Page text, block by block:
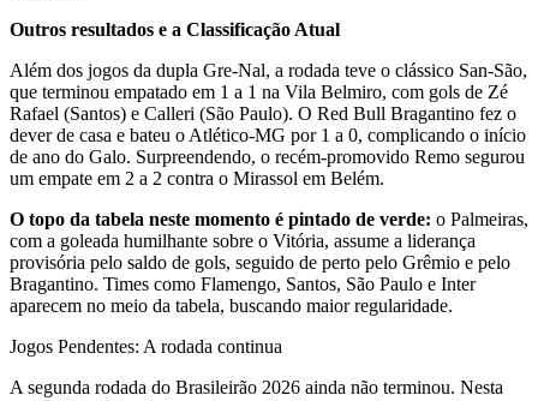
Outros resultados e a Classificação Atual
Além dos jogos da dupla Gre-Nal, a rodada teve o clássico San-São,
que terminou empatado em 1 a 1 na Vila Belmiro, com gols de Zé
Rafael (Santos) e Calleri (São Paulo). O Red Bull Bragantino fez o
dever de casa e bateu o Atlético-MG por 1 a 0, complicando o início
de ano do Galo. Surpreendendo, o recém-promovido Remo segurou
um empate em 2 a 2 contra o Mirassol em Belém.
O topo da tabela neste momento é pintado de verde: o Palmeiras,
com a goleada humilhante sobre o Vitória, assume a liderança
provisória pelo saldo de gols, seguido de perto pelo Grêmio e pelo
Bragantino. Times como Flamengo, Santos, São Paulo e Inter
aparecem no meio da tabela, buscando maior regularidade.
Jogos Pendentes: A rodada continua
A segunda rodada do Brasileirão 2026 ainda não terminou. Nesta